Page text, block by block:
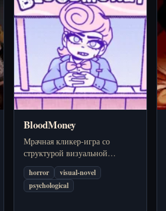
BloodMoney
Мрачная кликер-игра со
структурой визуальной
новеллы, где деньги на
операцию приходится добывать
все более жестокими
horror
visual-novel
psychological